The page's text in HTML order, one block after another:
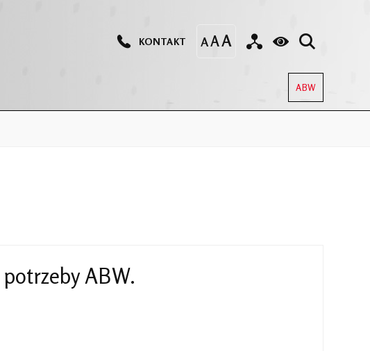
KONTAKT
ABW
ABW.